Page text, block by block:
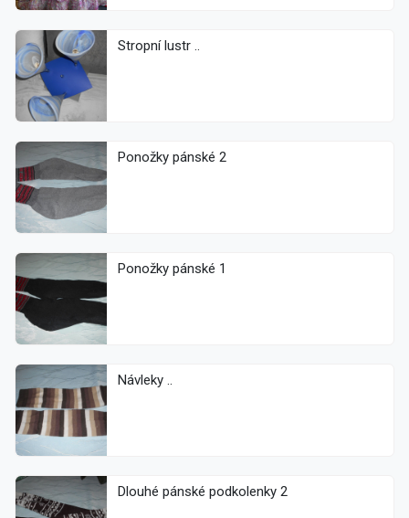
Stropní lustr ..
Ponožky pánské 2
Ponožky pánské 1
Návleky ..
Dlouhé pánské podkolenky 2